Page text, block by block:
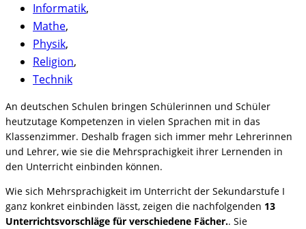
Informatik,
Mathe,
Physik,
Religion,
Technik
An deutschen Schulen bringen Schülerinnen und Schüler
heutzutage Kompetenzen in vielen Sprachen mit in das
Klassenzimmer. Deshalb fragen sich immer mehr Lehrerinnen
und Lehrer, wie sie die Mehrsprachigkeit ihrer Lernenden in
den Unterricht einbinden können.
Wie sich Mehrsprachigkeit im Unterricht der Sekundarstufe I
ganz konkret einbinden lässt, zeigen die nachfolgenden 13
Unterrichtsvorschläge für verschiedene Fächer.. Sie